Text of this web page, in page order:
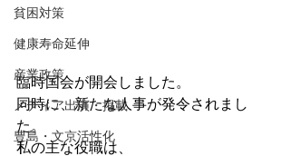
貧困対策
健康寿命延伸
産業政策
メディア出演・掲載
豊島・文京活性化
臨時国会が開会しました。
同時に、新たな人事が発令されまし
た。
私の主な役職は、